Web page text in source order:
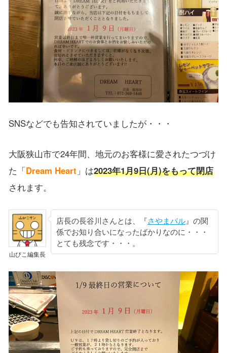
SNSなどでも告知されていましたが・・・
大阪狭山市で24年間、地元のお客様に愛されたつづけ
た「Dream Heart 」は2023年1月9日(月)をもって閉店
されます。
山びこ編集長
店長の長谷川さんとは、『さやまバル』の関
係でお知り合いになったばかりなのに・・・
とても残念です・・・。